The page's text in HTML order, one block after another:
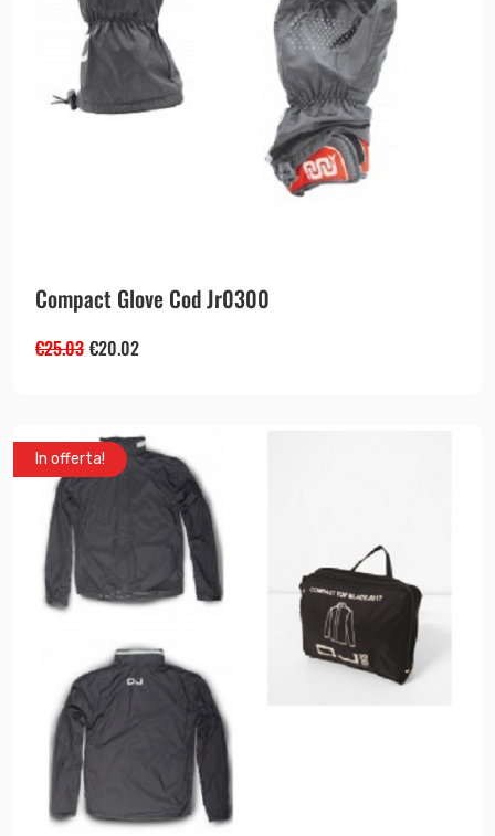
Compact Glove Cod Jr0300
€25.03 €20.02
In offerta!